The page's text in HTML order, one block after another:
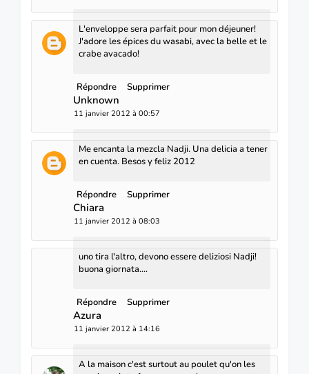
L'enveloppe sera parfait pour mon déjeuner!
J'adore les épices du wasabi, avec la belle et le
crabe avacado!
Répondre Supprimer
Unknown
11 janvier 2012 à 00:57
Me encanta la mezcla Nadji. Una delicia a tener
en cuenta. Besos y feliz 2012
Répondre Supprimer
Chiara
11 janvier 2012 à 08:03
uno tira l'altro, devono essere deliziosi Nadji!
buona giornata....
Répondre Supprimer
Azura
11 janvier 2012 à 14:16
A la maison c'est surtout au poulet qu'on les